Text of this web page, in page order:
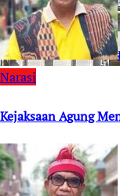
Narasi
Kejaksaan Agung